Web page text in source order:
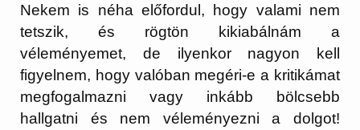
Nekem is néha előfordul, hogy valami nem
tetszik, és rögtön kikiabálnám a
véleményemet, de ilyenkor nagyon kell
figyelnem, hogy valóban megéri-e a kritikámat
megfogalmazni vagy inkább bölcsebb
hallgatni és nem véleményezni a dolgot!